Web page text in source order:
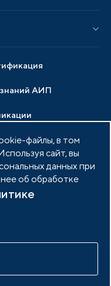
знаний АИП
в личный кабинет
файлы, в том
сайт, вы
данных при
об обработке